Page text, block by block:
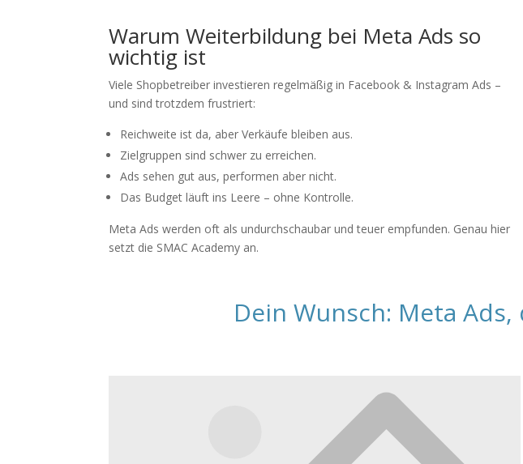
Warum Weiterbildung bei Meta Ads so
wichtig ist
Viele Shopbetreiber investieren regelmäßig in Facebook & Instagram Ads –
und sind trotzdem frustriert:
Reichweite ist da, aber Verkäufe bleiben aus.
Zielgruppen sind schwer zu erreichen.
Ads sehen gut aus, performen aber nicht.
Das Budget läuft ins Leere – ohne Kontrolle.
Meta Ads werden oft als undurchschaubar und teuer empfunden. Genau hier
setzt die SMAC Academy an.
Dein Wunsch: Meta